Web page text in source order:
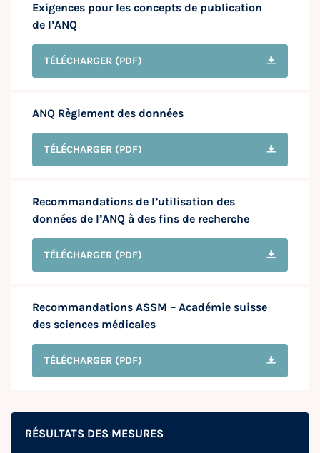
RÉSULTATS DES MESURES
Exigences pour les concepts de publication
de l’ANQ
TÉLÉCHARGER (PDF)
ANQ Règlement des données
TÉLÉCHARGER (PDF)
Recommandations de l’utilisation des
données de l’ANQ à des fins de recherche
TÉLÉCHARGER (PDF)
Recommandations ASSM – Académie suisse
des sciences médicales
TÉLÉCHARGER (PDF)